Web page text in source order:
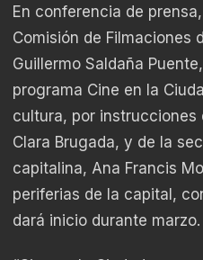
En conferencia de
Comisión de Filmaciones
Guillermo Saldaña
programa Cine en la
cultura, por instrucciones
Clara Brugada, y de la
capitalina, Ana Francis
periferias de la capital,
dará inicio durante marzo.